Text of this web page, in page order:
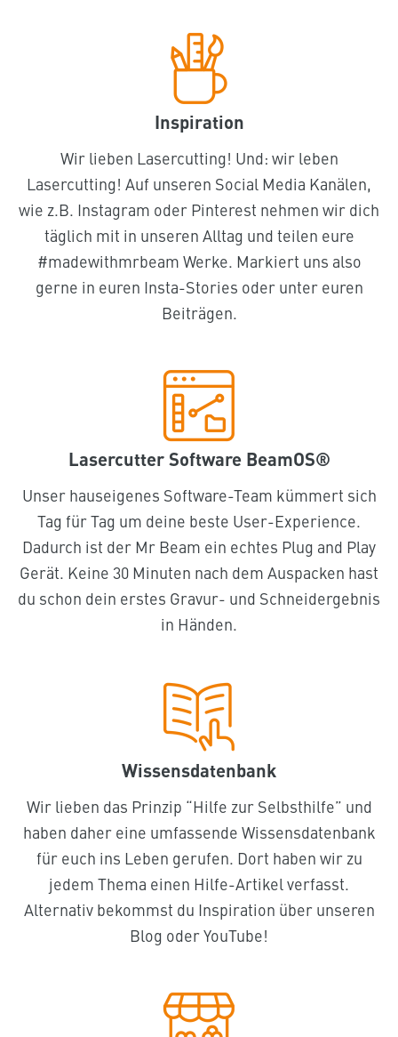
Inspiration
Wir lieben Lasercutting! Und: wir leben
Lasercutting! Auf unseren Social Media Kanälen,
wie z.B. Instagram oder Pinterest nehmen wir dich
täglich mit in unseren Alltag und teilen eure
#madewithmrbeam Werke. Markiert uns also
gerne in euren Insta-Stories oder unter euren
Beiträgen.
Lasercutter Software BeamOS®
Unser hauseigenes Software-Team kümmert sich
Tag für Tag um deine beste User-Experience.
Dadurch ist der Mr Beam ein echtes Plug and Play
Gerät. Keine 30 Minuten nach dem Auspacken hast
du schon dein erstes Gravur- und Schneidergebnis
in Händen.
Wissensdatenbank
Wir lieben das Prinzip “Hilfe zur Selbsthilfe” und
haben daher eine umfassende Wissensdatenbank
für euch ins Leben gerufen. Dort haben wir zu
jedem Thema einen Hilfe-Artikel verfasst.
Alternativ bekommst du Inspiration über unseren
Blog oder YouTube!